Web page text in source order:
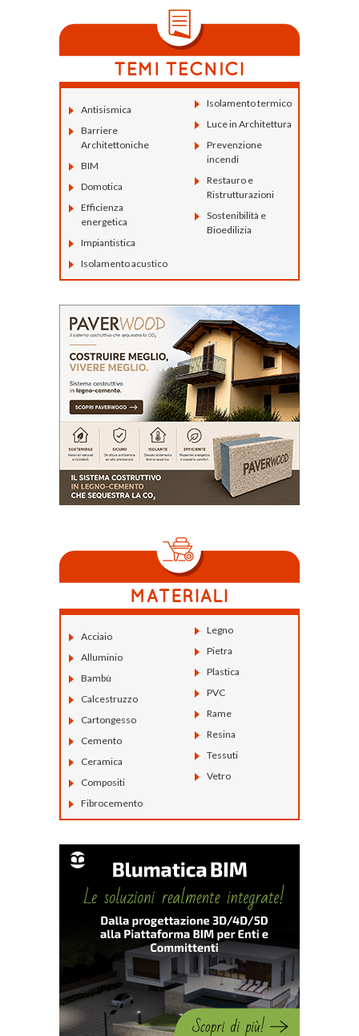
Antisismica
Barriere
Architettoniche
BIM
Domotica
Efficienza
energetica
Impiantistica
Isolamento acustico
Isolamento termico
Luce in Architettura
Prevenzione
incendi
Restauro e
Ristrutturazioni
Sostenibilità e
Bioedilizia
Acciaio
Alluminio
Bambù
Calcestruzzo
Cartongesso
Cemento
Ceramica
Compositi
Fibrocemento
Legno
Pietra
Plastica
PVC
Rame
Resina
Tessuti
Vetro